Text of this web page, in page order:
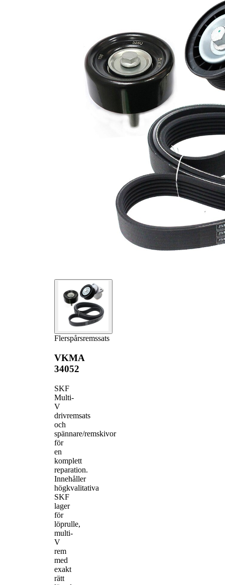
Flerspårsremssats
VKMA
34052
SKF
Multi-
V
drivremsats
och
spännare/remskivor
för
en
komplett
reparation.
Innehåller
högkvalitativa
SKF
lager
för
löprulle,
multi-
V
rem
med
exakt
rätt
Värde
2227 mm
21,36 mm
Kompletteringsartikel/tilläggsinfo
Kontrollera
och byt vid
Inga SVHC-
tillhanda!
EPDM
(etylpropylen-
dien-gummi)
Artikelnummer Antal
VKM 34051
1
VKM 34052
1
VKMV 6PK2227